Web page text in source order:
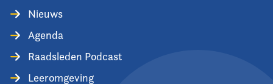
Nieuws
Agenda
Raadsleden Podcast
Leeromgeving